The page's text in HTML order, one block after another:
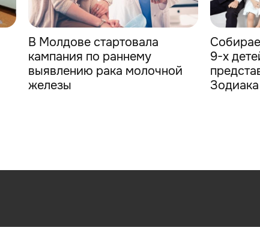
В Молдове стартовала
кампания по раннему
выявлению рака молочной
железы
9-х
Зодиака